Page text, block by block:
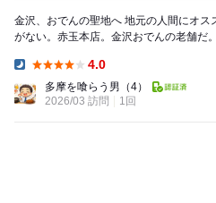
金沢、おでんの聖地へ 地元の人間にオススメされた店というのは、外れ
がない。赤玉本店。金沢おでんの老舗だ。 本来は金劇パシオン店を目指
4.0
多摩を喰らう男 （4）
2026/03 訪問
1回